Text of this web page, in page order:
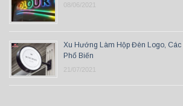
08/06/2021
Xu Hướng Làm Hộp Đèn Logo,
Phổ Biến
21/07/2021